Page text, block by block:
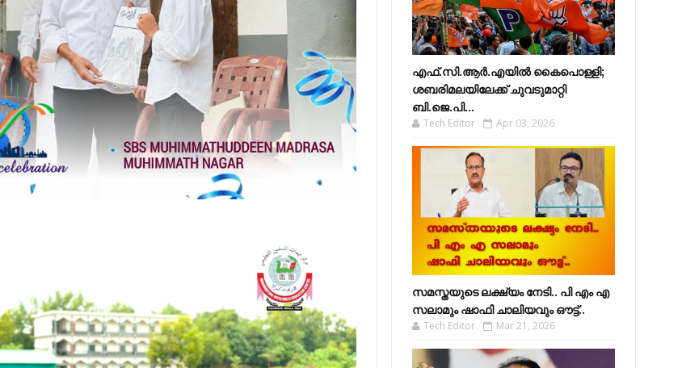
എഫ്​.സി.ആർ.എയിൽ കൈപൊള്ളി;
ശബരിമലയിലേക്ക്​ ചുവടുമാറ്റി
ബി.ജെ.പി...
Tech Editor Apr 03, 2026
സമസ്തയുടെ ലക്ഷ്യം നേടി.. പി എം എ
സലാമും ഷാഫി ചാലിയവും ഔട്ട്..
Tech Editor Mar 21, 2026